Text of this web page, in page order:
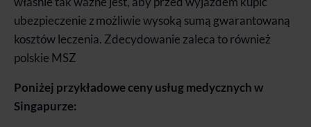
ubezpieczenie z możliwie wysoką sumą gwarantowaną
kosztów leczenia. Zdecydowanie zaleca to również
polskie MSZ
Poniżej przykładowe ceny usług medycznych w
Singapurze: